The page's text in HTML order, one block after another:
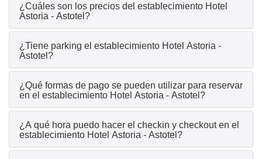
¿Cuáles son los precios del establecimiento Hotel
Astoria - Astotel?
¿Tiene parking el establecimiento Hotel Astoria -
Astotel?
¿Qué formas de pago se pueden utilizar para reservar
en el establecimiento Hotel Astoria - Astotel?
¿A qué hora puedo hacer el checkin y checkout en el
establecimiento Hotel Astoria - Astotel?